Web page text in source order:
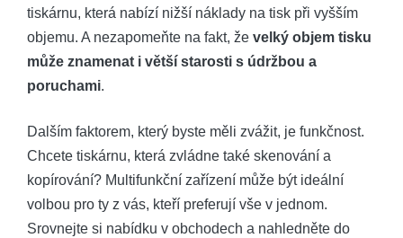
tiskárnu, která nabízí nižší ​náklady⁢ na tisk při vyšším​
objemu. A nezapomeňte na fakt, ‌že velký objem tisku
může znamenat i větší starosti​ s údržbou a
poruchami.
Dalším faktorem, který ⁢byste měli ⁣zvážit, ⁢je funkčnost.
‌Chcete tiskárnu, která zvládne také​ skenování a
⁣kopírování? Multifunkční zařízení může být ideální
volbou ⁢pro ty z‍ vás, ‌kteří ‌preferují vše v jednom.
Srovnejte⁢ si nabídku ⁣v ​obchodech a ‍nahledněte do